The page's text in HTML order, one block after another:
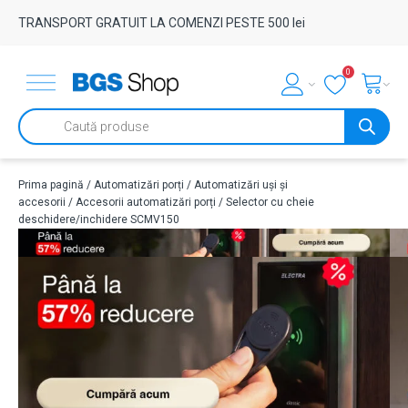
TRANSPORT GRATUIT LA COMENZI PESTE 500 lei
0
Products
search
Prima pagină / Automatizări porți / Automatizări uși și
accesorii / Accesorii automatizări porți / Selector cu cheie
deschidere/inchidere SCMV150